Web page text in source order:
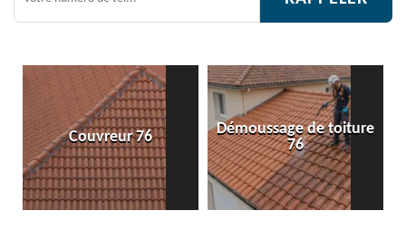
Couvreur 76
Démoussage de toiture
76